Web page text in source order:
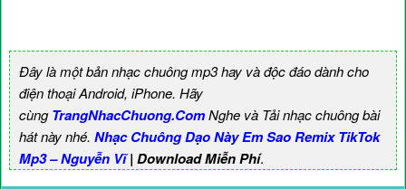
Đây là một bản nhạc chuông mp3 hay và độc đáo dành cho
điện thoại Android, iPhone. Hãy
cùngTrangNhacChuong.ComNghe và Tải nhạc chuông bài
hát này nhé. Nhạc Chuông Dạo Này Em Sao Remix TikTok
Mp3 – Nguyễn Vĩ| Download Miễn Phí.